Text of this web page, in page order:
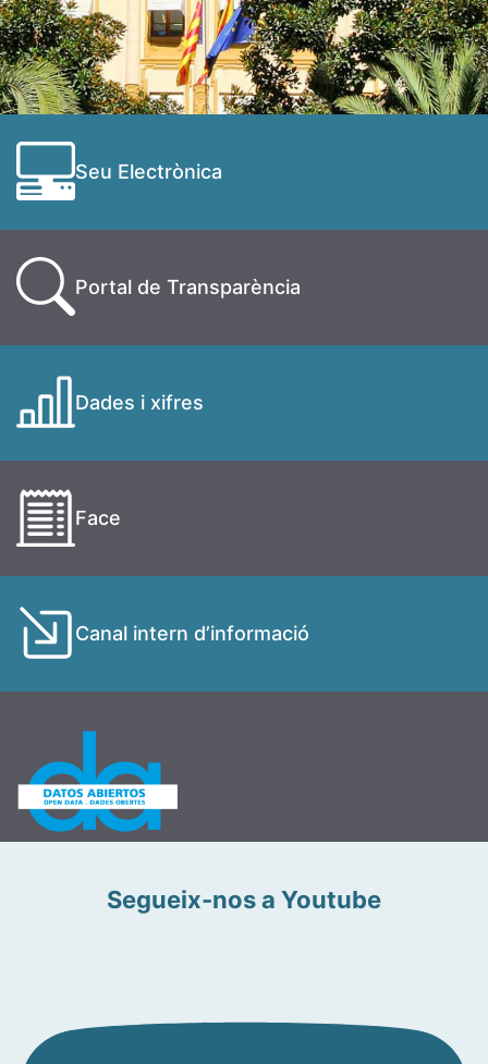
Seu Electrònica
Portal de Transparència
Dades i xifres
Face
Canal intern d’informació
Segueix-nos a Youtube